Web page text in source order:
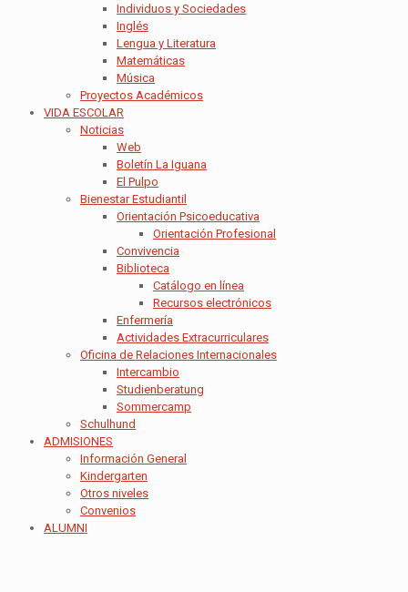
Individuos y Sociedades
Inglés
Lengua y Literatura
Matemáticas
Música
Proyectos Académicos
VIDA ESCOLAR
Noticias
Web
Boletín La Iguana
El Pulpo
Bienestar Estudiantil
Orientación Psicoeducativa
Orientación Profesional
Convivencia
Biblioteca
Catálogo en línea
Recursos electrónicos
Enfermería
Actividades Extracurriculares
Oficina de Relaciones Internacionales
Intercambio
Studienberatung
Sommercamp
Schulhund
ADMISIONES
Información General
Kindergarten
Otros niveles
Convenios
ALUMNI